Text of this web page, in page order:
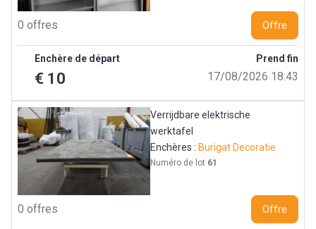
0 offres Offre
Prend fin
17/08/2026 18:43
Enchère de départ
€ 10
Verrijdbare elektrische
werktafel
Enchères : Burigat Decoratie
Numéro de lot 61
0 offres Offre